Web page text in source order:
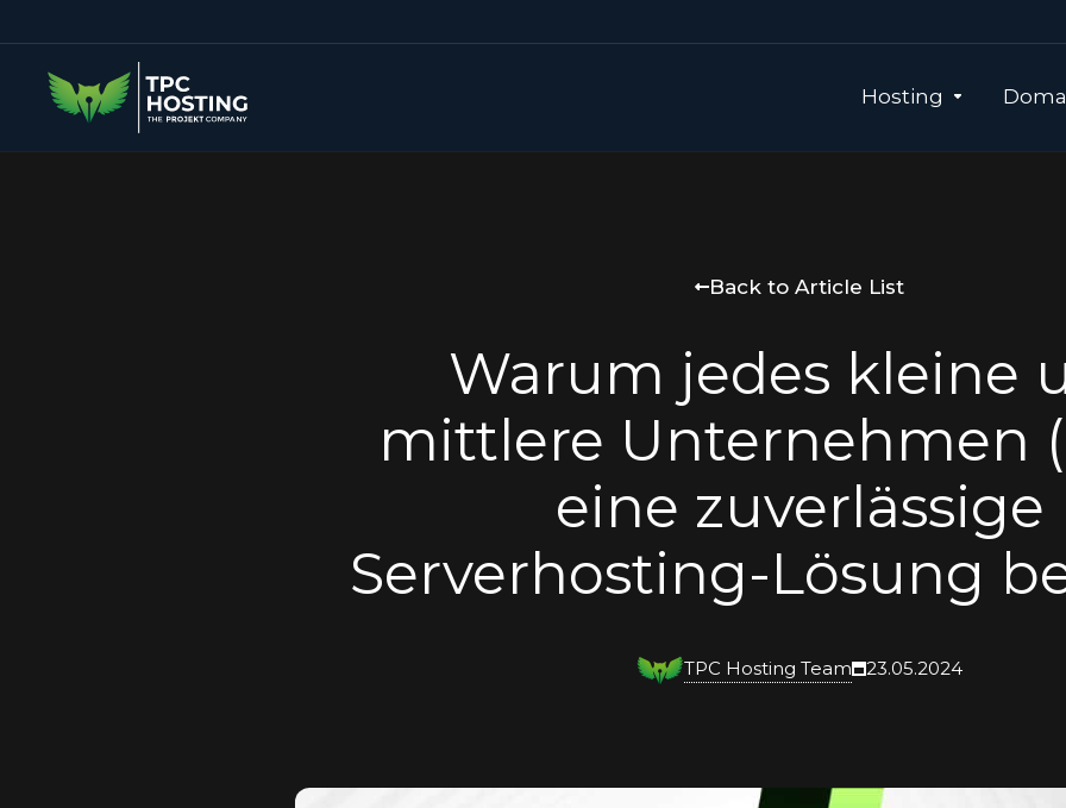
Hosting
Back to Article List
Warum jedes kleine
mittlere Unternehmen
eine zuverlässige
Serverhosting-Lösung
TPC Hosting Team 23.05.2024